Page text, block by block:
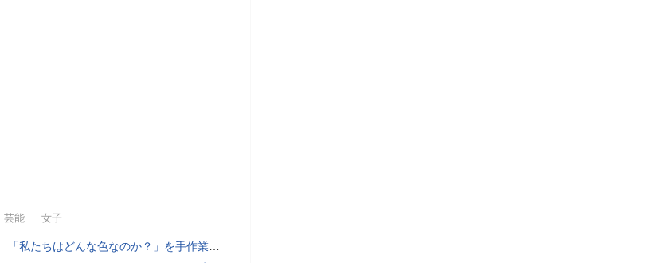
芸能 女子
「私たちはどんな色なのか？」を手作業でデータ分析して人間の肌の色を表現する新しい色空間を構築した「Inclusive Color Space」